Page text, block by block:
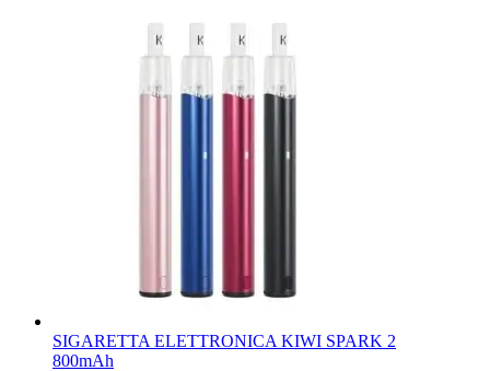
SIGARETTA ELETTRONICA KIWI SPARK 2
800mAh